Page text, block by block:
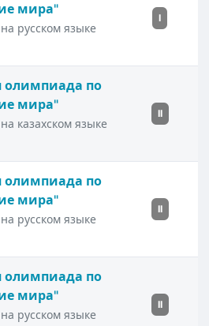
мира"
русском языке
I
олимпиада по
мира"
казахском языке
II
олимпиада по
мира"
русском языке
II
олимпиада по
мира"
русском языке
II